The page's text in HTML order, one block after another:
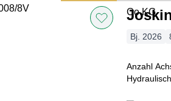
Bj. 2026
Anzahl